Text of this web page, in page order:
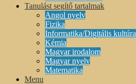
Tanulást segítő tartalmak
Angol nyelv
Fizika
Informatika/Digitális kultúra
Kémia
Magyar irodalom
Magyar nyelv
Matematika
Menu